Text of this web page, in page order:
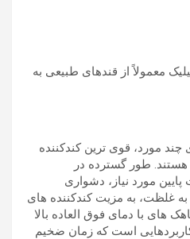
معمولاً از قندهای طبیعی به
چند مورد، قوی ترین کندکننده
طور گسترده در
مورد نیاز، دشواری
غلظت، به مزیت کندکننده های
های با دمای فوق العاده بالا
در کاربردهایی است که زمان ضخیم